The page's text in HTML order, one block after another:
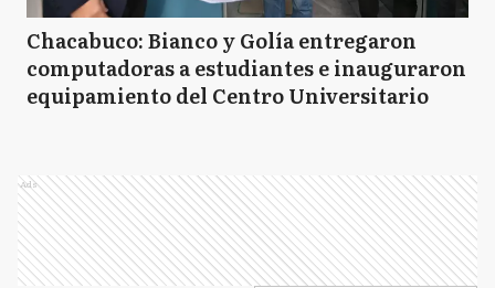
Chacabuco: Bianco y Golía entregaron
computadoras a estudiantes e inauguraron
equipamiento del Centro Universitario
Ads